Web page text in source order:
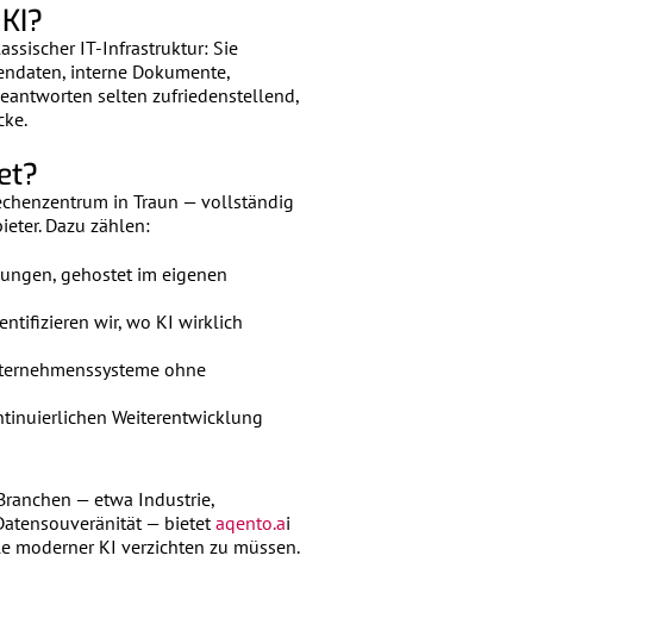
IT-Infrastruktur: Sie
interne Dokumente,
selten zufriedenstellend,
in Traun — vollständig
Dazu zählen:
gehostet im eigenen
wir, wo KI wirklich
ohne
Weiterentwicklung
— etwa Industrie,
— bietetaqento.ai
moderner KI verzichten zu müssen.